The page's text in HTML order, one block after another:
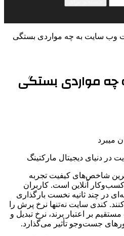
سایت به چه مواردی بستگی
مواردی بستگی
شاخص‌های کیفیت تجربه
آنلاین است. کاربران
در چند ثانیه نخست بارگذاری
کندی سایت نه‌تنها نرخ پرش را
بر اعتبار برند، نرخ تبدیل و
جست‌وجو تأثیر می‌گذارد.